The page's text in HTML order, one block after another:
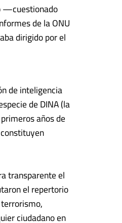
—cuestionado
de la ONU
dirigido por el
de inteligencia
de DINA (la
años de
transparente el
el repertorio
ciudadano en